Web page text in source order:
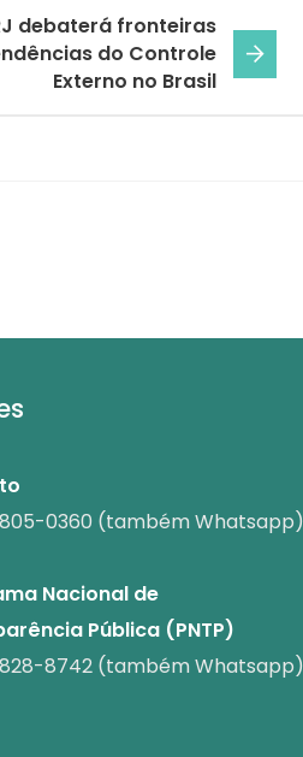
debaterá fronteiras
do Controle
Externo no Brasil
0360 (também Whatsapp)
Nacional de
Pública (PNTP)
8742 (também Whatsapp)